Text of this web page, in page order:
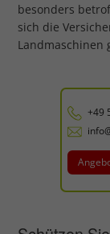
+49
besonders
sich die
Landmaschinen